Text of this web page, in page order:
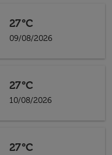
27°C
09/08/2026
27°C
10/08/2026
27°C